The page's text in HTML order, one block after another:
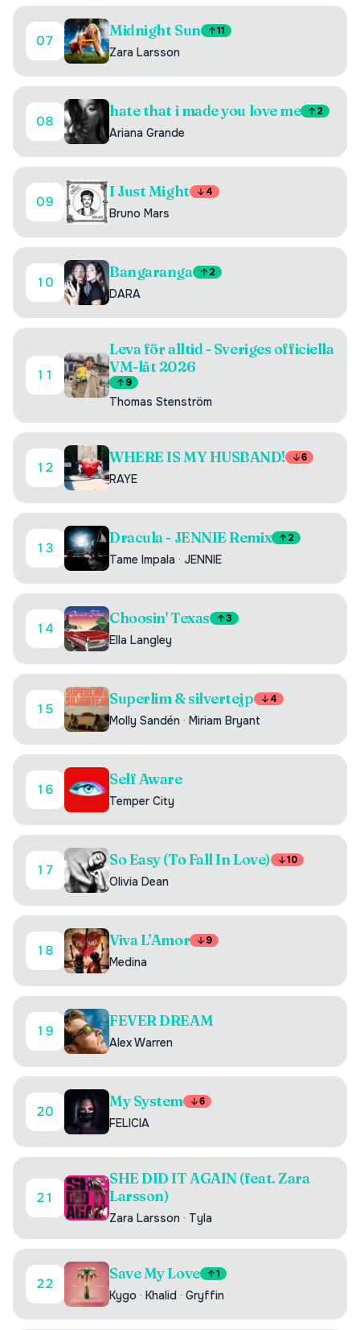
07
Midnight Sun 11
Zara Larsson
08
hate that i made you love me 2
Ariana Grande
09
I Just Might 4
Bruno Mars
10
Bangaranga 2
DARA
11
Leva för alltid - Sveriges officiella
VM-låt 2026
9
Thomas Stenström
12
WHERE IS MY HUSBAND! 6
RAYE
13
Dracula - JENNIE Remix 2
Tame Impala · JENNIE
14
Choosin' Texas 3
Ella Langley
15
Superlim & silvertejp 4
Molly Sandén · Miriam Bryant
16
Self Aware
Temper City
17
So Easy (To Fall In Love) 10
Olivia Dean
18
Viva L’Amor 9
Medina
19
FEVER DREAM
Alex Warren
20
My System 6
FELICIA
21
SHE DID IT AGAIN (feat. Zara
Larsson)
Zara Larsson · Tyla
22
Save My Love 1
Kygo · Khalid · Gryffin